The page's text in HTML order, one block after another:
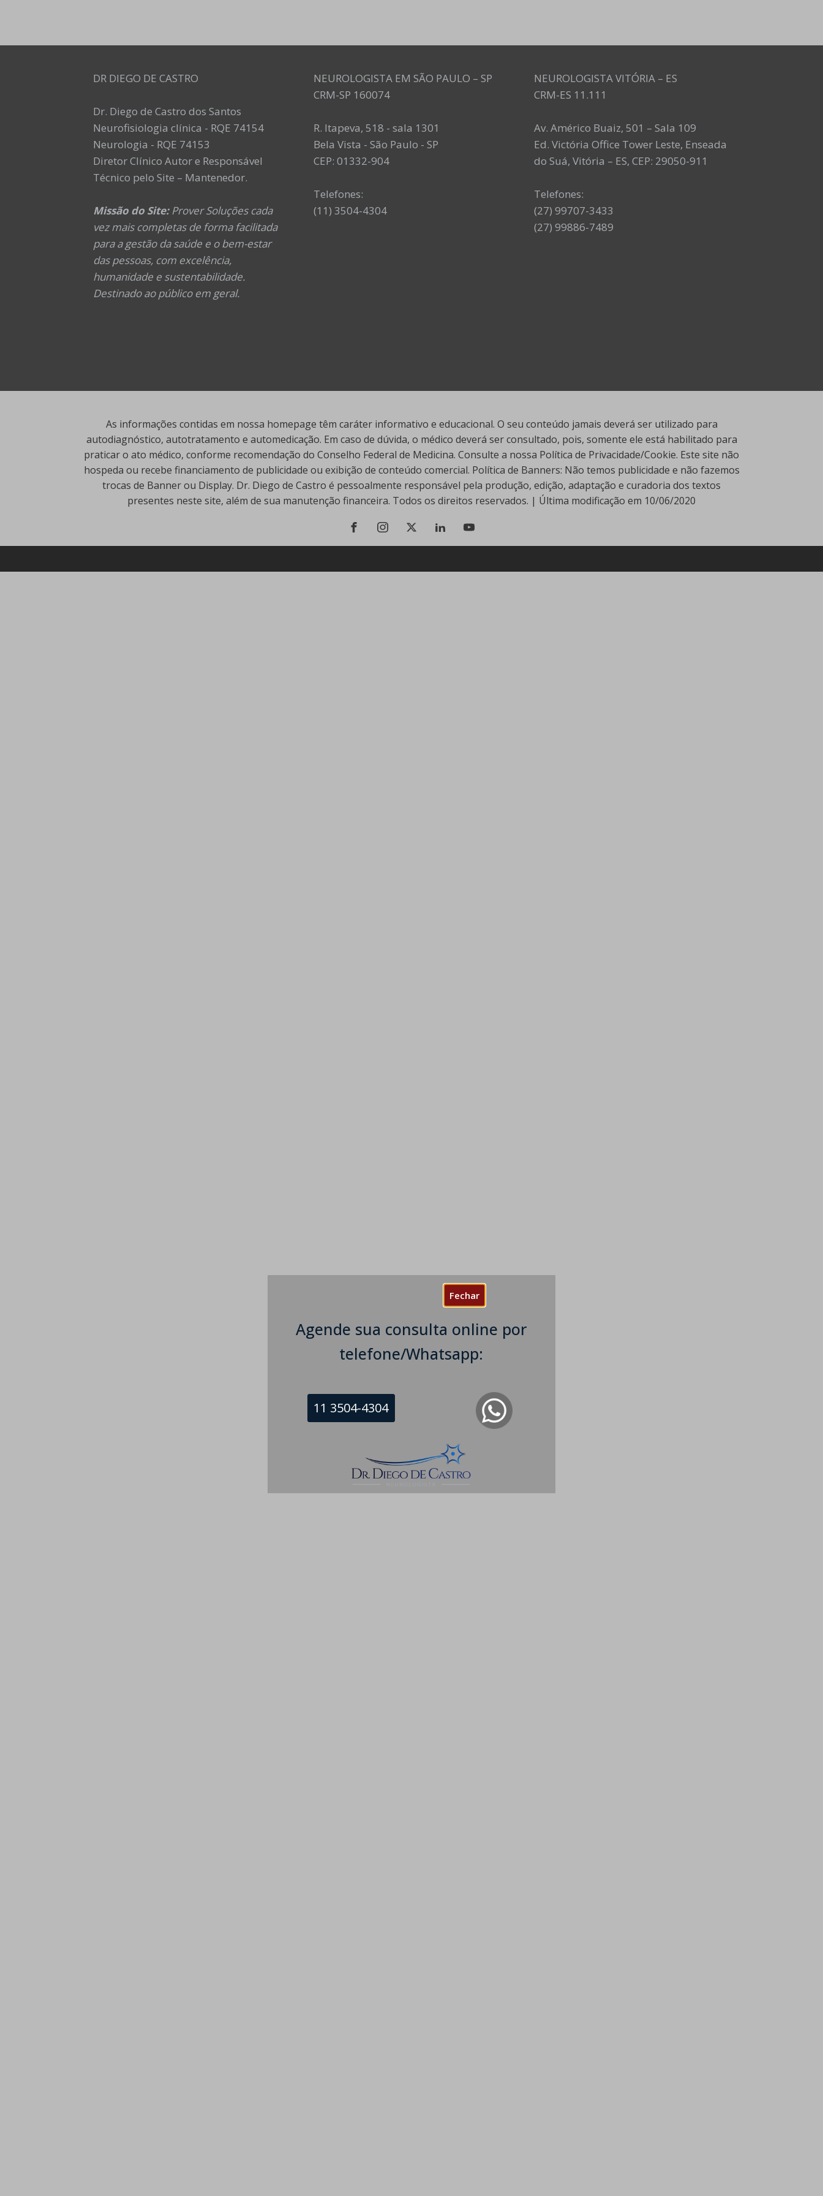
Fechar
Agende sua consulta online por
telefone/Whatsapp:
11 3504-4304
DR DIEGO DE CASTRO
Dr. Diego de Castro dos Santos
Neurofisiologia clínica - RQE 74154
Neurologia - RQE 74153
Diretor Clínico Autor e Responsável
Técnico pelo Site – Mantenedor.
Missão do Site:Prover Soluções cada
vez mais completas de forma facilitada
para a gestão da saúde e o bem-estar
das pessoas, com excelência,
humanidade e sustentabilidade.
Destinado ao público em geral.
NEUROLOGISTA EM SÃO PAULO – SP
CRM-SP 160074
R. Itapeva, 518 - sala 1301
Bela Vista - São Paulo - SP
CEP: 01332-904
Telefones:
(11) 3504-4304
NEUROLOGISTA VITÓRIA – ES
CRM-ES 11.111
Av. Américo Buaiz, 501 – Sala 109
Ed. Victória Office Tower Leste, Enseada
do Suá, Vitória – ES, CEP: 29050-911
Telefones:
(27) 99707-3433
(27) 99886-7489
As informações contidas em nossa homepage têm caráter informativo e educacional. O seu conteúdo jamais deverá ser utilizado para
autodiagnóstico, autotratamento e automedicação. Em caso de dúvida, o médico deverá ser consultado, pois, somente ele está habilitado para
praticar o ato médico, conforme recomendação do Conselho Federal de Medicina. Consulte a nossa Política de Privacidade/Cookie. Este site não
hospeda ou recebe financiamento de publicidade ou exibição de conteúdo comercial. Política de Banners: Não temos publicidade e não fazemos
trocas de Banner ou Display. Dr. Diego de Castro é pessoalmente responsável pela produção, edição, adaptação e curadoria dos textos
presentes neste site, além de sua manutenção financeira. Todos os direitos reservados. | Última modificação em 10/06/2020